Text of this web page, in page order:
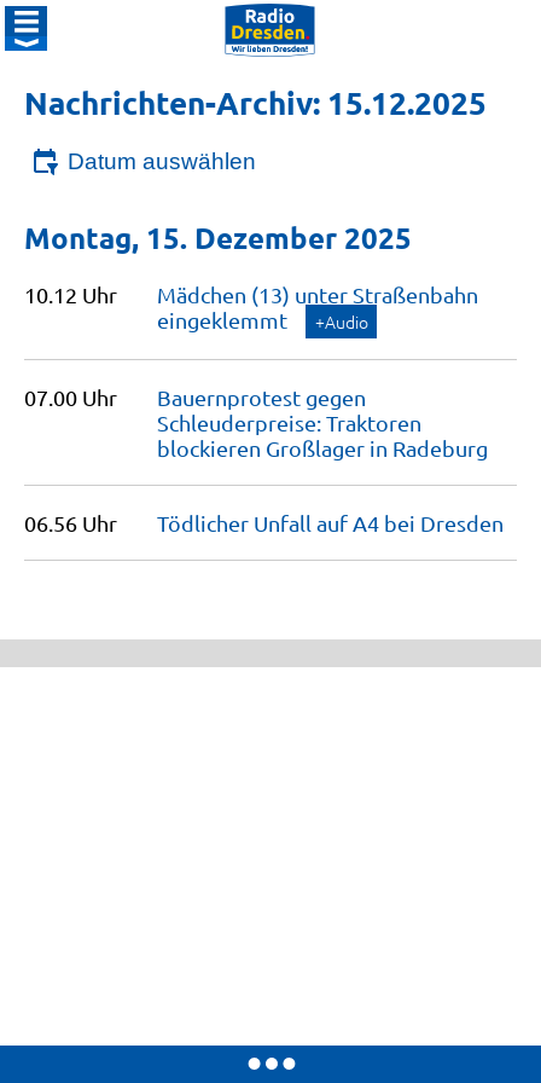
Nachrichten-Archiv: 15.12.2025
Datum auswählen
Montag, 15. Dezember 2025
10.12 Uhr
Mädchen (13) unter Straßenbahn
eingeklemmt
+Audio
07.00 Uhr
Bauernprotest gegen
Schleuderpreise: Traktoren
blockieren Großlager in Radeburg
06.56 Uhr Tödlicher Unfall auf A4 bei Dresden